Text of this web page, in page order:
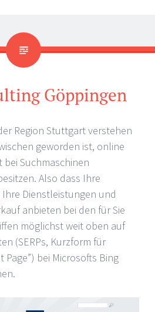
Göppingen
Region Stuttgart verstehen
geworden ist, online
Suchmaschinen
Also dass Ihre
Dienstleistungen und
anbieten bei den für Sie
möglichst weit oben auf
(SERPs, Kurzform für
Page”) bei Microsofts Bing